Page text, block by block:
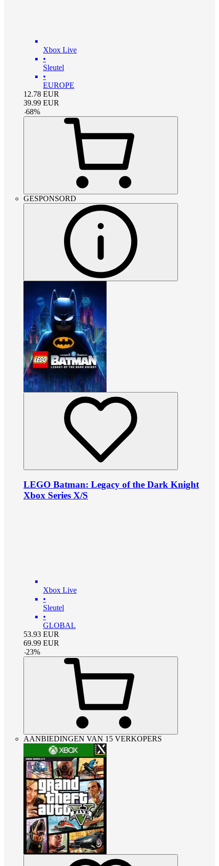
Xbox Live
•
Sleutel
•
EUROPE
12.78 EUR
39.99 EUR
-68%
GESPONSORD
LEGO Batman: Legacy of the Dark Knight
Xbox Series X/S
Xbox Live
•
Sleutel
•
GLOBAL
53.93 EUR
69.99 EUR
-23%
AANBIEDINGEN VAN 15 VERKOPERS